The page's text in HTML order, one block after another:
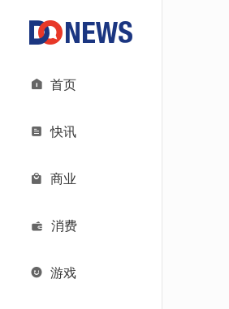
首页
快讯
商业
消费
游戏